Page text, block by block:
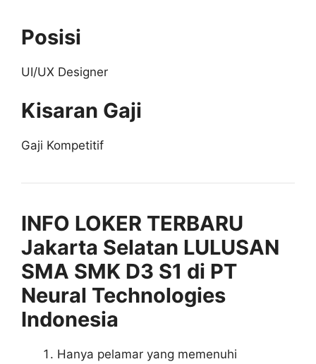
Posisi
UI/UX Designer
Kisaran Gaji
Gaji Kompetitif
INFO LOKER TERBARU
Jakarta Selatan LULUSAN
SMA SMK D3 S1 di PT
Neural Technologies
Indonesia
Hanya pelamar yang memenuhi